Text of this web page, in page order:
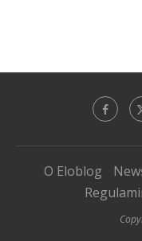
O Eloblog